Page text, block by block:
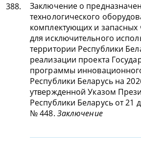
388.
Заключение о
технологического
комплектующих и запасных
для исключительного
территории Республики
реализации проекта
программы
Республики Беларусь на
утвержденной Указом
Республики Беларусь от 21
№ 448. Заключение